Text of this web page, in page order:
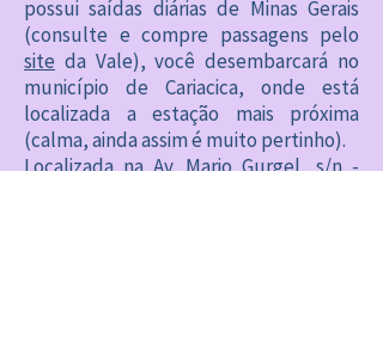
possui saídas diárias de Minas Gerais
(consulte e compre passagens pelo
site da Vale), você desembarcará no
município de Cariacica, onde está
localizada a estação mais próxima
(calma, ainda assim é muito pertinho).
Localizada na Av. Mario Gurgel, s/n -